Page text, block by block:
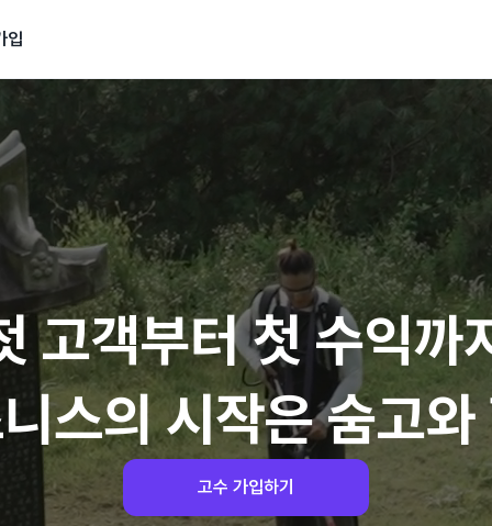
입
고객부터 첫 수익까
스의 시작은 숨고와
고수 가입하기